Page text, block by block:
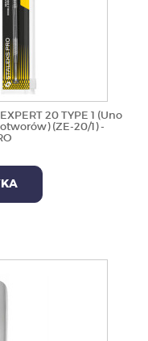
20 TYPE 1 (Uno
(ZE-20/1) -